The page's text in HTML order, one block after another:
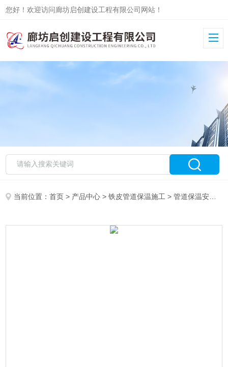
您好！欢迎访问廊坊启创建设工程有限公司网站！
当前位置：首页 > 产品中心 >铁皮管道保温施工 >管道保温安装